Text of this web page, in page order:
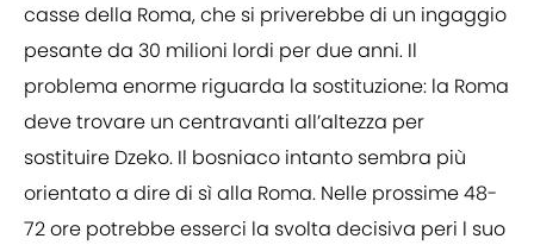
casse della Roma, che si priverebbe di un ingaggio
pesante da 30 milioni lordi per due anni. Il
problema enorme riguarda la sostituzione: la Roma
deve trovare un centravanti all’altezza per
sostituire Dzeko. Il bosniaco intanto sembra più
orientato a dire di sì alla Roma. Nelle prossime 48-
72 ore potrebbe esserci la svolta decisiva peri l suo